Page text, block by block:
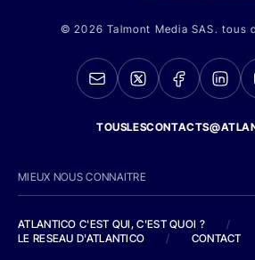
© 2026 Talmont Media SAS. tous
MIEUX NOUS CONNAITRE
ATLANTICO C'EST QUI, C'EST QUOI ?
/
LE RESEAU D'ATLANTICO
/ CONTACT